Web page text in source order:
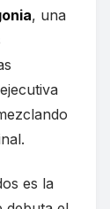
, una
es la